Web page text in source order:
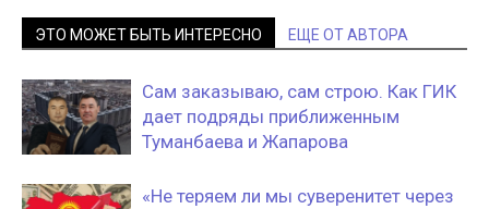
ЭТО МОЖЕТ БЫТЬ ИНТЕРЕСНО ЕЩЕ ОТ АВТОРА
Сам заказываю, сам строю. Как ГИК
дает подряды приближенным
Туманбаева и Жапарова
«Не теряем ли мы суверенитет через